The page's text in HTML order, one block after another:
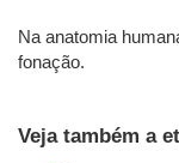
Na anatomia
fonação.
Veja também a